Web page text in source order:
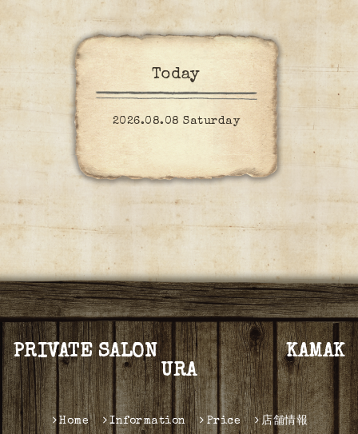
Today
2026.08.08 Saturday
PRIVATE SALON KAMAK
URA
Home Information Price 店舗情報